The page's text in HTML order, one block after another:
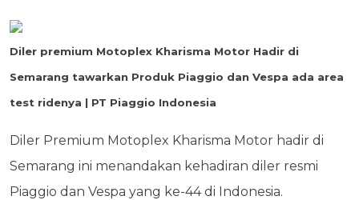
Diler premium Motoplex Kharisma Motor Hadir di
Semarang tawarkan Produk Piaggio dan Vespa ada area
test ridenya | PT Piaggio Indonesia
Diler Premium Motoplex Kharisma Motor hadir di
Semarang ini menandakan kehadiran diler resmi
Piaggio dan Vespa yang ke-44 di Indonesia.